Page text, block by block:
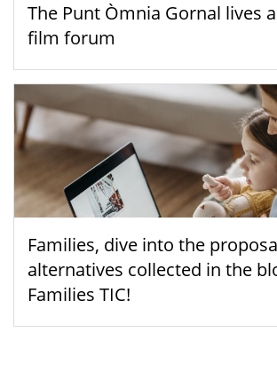
The Punt Òmnia Gornal lives
film forum
Families, dive into the
alternatives collected in the
Families TIC!